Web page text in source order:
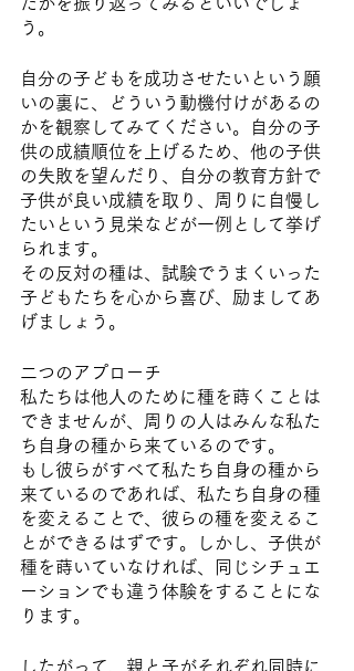
たかを振り返ってみるといいでしょ
う。
自分の子どもを成功させたいという願
いの裏に、どういう動機付けがあるの
かを観察してみてください。自分の子
供の成績順位を上げるため、他の子供
の失敗を望んだり、自分の教育方針で
子供が良い成績を取り、周りに自慢し
たいという見栄などが一例として挙げ
られます。
その反対の種は、試験でうまくいった
子どもたちを心から喜び、励ましてあ
げましょう。
二つのアプローチ
私たちは他人のために種を蒔くことは
できませんが、周りの人はみんな私た
ち自身の種から来ているのです。
もし彼らがすべて私たち自身の種から
来ているのであれば、私たち自身の種
を変えることで、彼らの種を変えるこ
とができるはずです。しかし、子供が
種を蒔いていなければ、同じシチュエ
ーションでも違う体験をすることにな
ります。
したがって、親と子がそれぞれ同時に